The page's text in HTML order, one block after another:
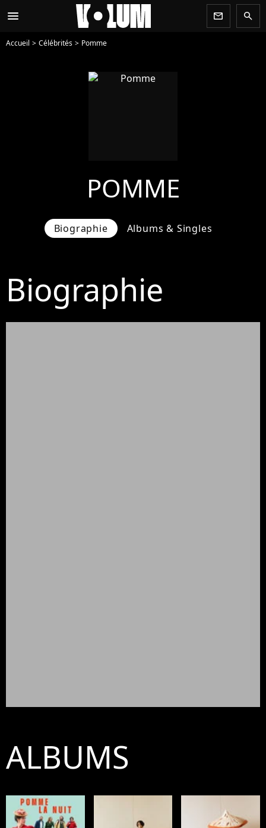
menu newsletter search
Accueil Célébrités Pomme
POMME
Biographie Albums & Singles
Biographie
ALBUMS